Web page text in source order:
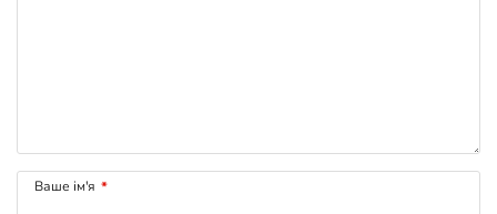
Ваше ім'я *